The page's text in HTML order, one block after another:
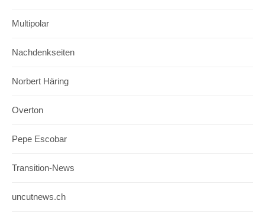
Multipolar
Nachdenkseiten
Norbert Häring
Overton
Pepe Escobar
Transition-News
uncutnews.ch